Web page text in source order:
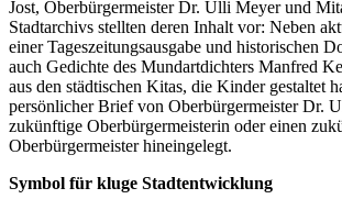
Jost, Oberbürgermeister Dr. Ulli Meyer und
Stadtarchivs stellten deren Inhalt vor: Neben
einer Tageszeitungsausgabe und historischen
auch Gedichte des Mundartdichters Manfred
aus den städtischen Kitas, die Kinder gestaltet
persönlicher Brief von Oberbürgermeister Dr.
zukünftige Oberbürgermeisterin oder einen
Oberbürgermeister hineingelegt.
Symbol für kluge Stadtentwicklung